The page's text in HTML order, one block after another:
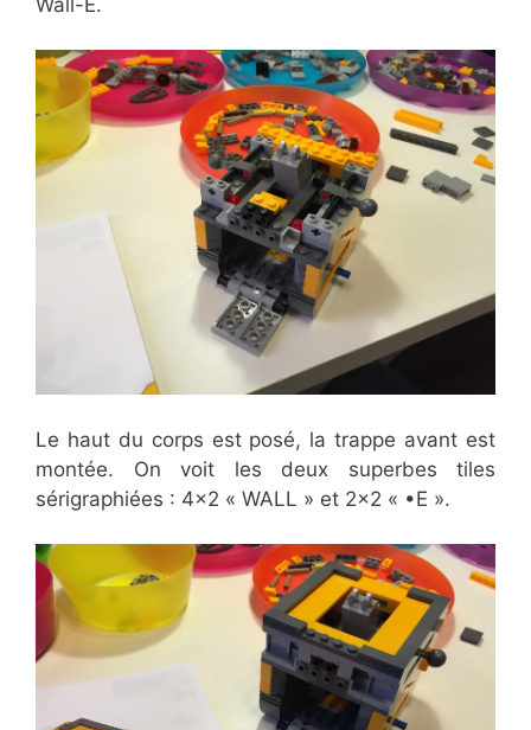
Le haut du corps est posé, la trappe avant est
montée. On voit les deux superbes tiles
sérigraphiées : 4×2 « WALL » et 2×2 « •E ».